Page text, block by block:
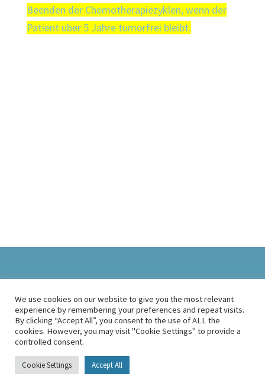
Beenden der Chemotherapiezyklen, wenn der
Patient über 5 Jahre tumorfrei bleibt.
KOMPLIKATIONEN
NACH DER ORCHIDEKTOMIE
Welche Probleme
können auftreten?
We use cookies on our website to give you the most relevant
experience by remembering your preferences and repeat visits.
By clicking “Accept All”, you consent to the use of ALL the
cookies. However, you may visit "Cookie Settings" to provide a
controlled consent.
Cookie Settings Accept All